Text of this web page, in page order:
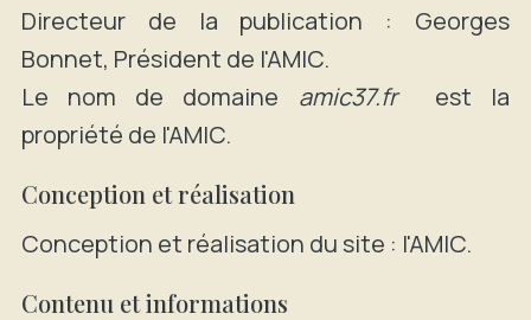
Directeur de la publication : Georges
Bonnet, Président de l'AMIC.
Le nom de domaine amic37.frest la
propriété de l'AMIC.
Conception et réalisation
Conception et réalisation du site : l'AMIC.
Contenu et informations